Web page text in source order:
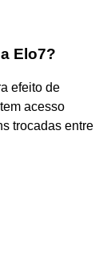
Elo7?
efeito de
acesso
trocadas entre